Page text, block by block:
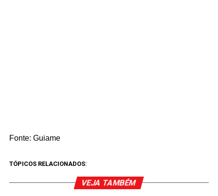
Fonte: Guiame
TÓPICOS RELACIONADOS:
VEJA TAMBÉM